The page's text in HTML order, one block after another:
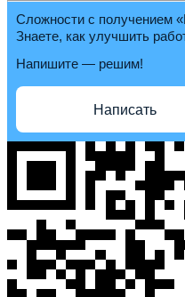
Сложности с получением
Знаете, как улучшить
Напишите — решим!
Написать